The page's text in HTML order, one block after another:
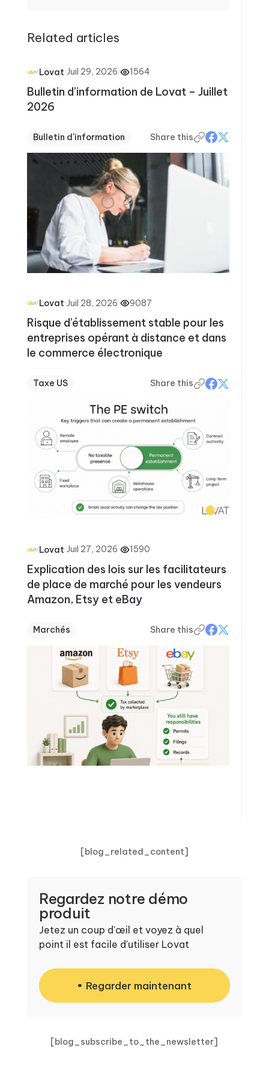
Related articles
Lovat·Juil 29, 2026· 1564
Bulletin d’information de Lovat – Juillet
2026
Bulletin d'information Share this
Lovat·Juil 28, 2026· 9087
Risque d’établissement stable pour les
entreprises opérant à distance et dans
le commerce électronique
Taxe US Share this
Lovat·Juil 27, 2026· 1590
Explication des lois sur les facilitateurs
de place de marché pour les vendeurs
Amazon, Etsy et eBay
Marchés Share this
[blog_related_content]
Regardez notre démo
produit
Jetez un coup d'œil et voyez à quel
point il est facile d'utiliser Lovat
Regarder maintenant
[blog_subscribe_to_the_newsletter]